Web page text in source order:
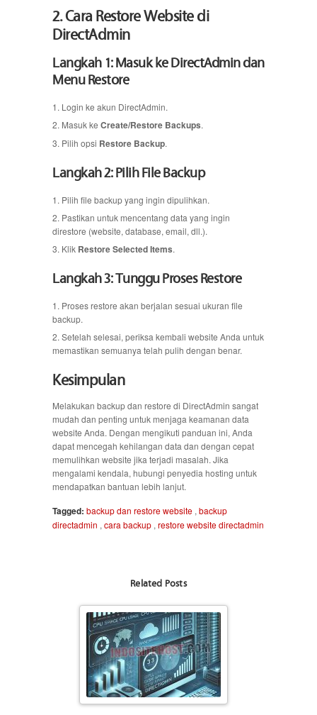
2. Cara Restore Website di
DirectAdmin
Langkah 1: Masuk ke DirectAdmin dan
Menu Restore
Login ke akun DirectAdmin.
Masuk ke Create/Restore Backups.
Pilih opsi Restore Backup.
Langkah 2: Pilih File Backup
Pilih file backup yang ingin dipulihkan.
Pastikan untuk mencentang data yang ingin
direstore (website, database, email, dll.).
Klik Restore Selected Items.
Langkah 3: Tunggu Proses Restore
Proses restore akan berjalan sesuai ukuran file
backup.
Setelah selesai, periksa kembali website Anda untuk
memastikan semuanya telah pulih dengan benar.
Kesimpulan
Melakukan backup dan restore di DirectAdmin sangat
mudah dan penting untuk menjaga keamanan data
website Anda. Dengan mengikuti panduan ini, Anda
dapat mencegah kehilangan data dan dengan cepat
memulihkan website jika terjadi masalah. Jika
mengalami kendala, hubungi penyedia hosting untuk
mendapatkan bantuan lebih lanjut.
Tagged: backup dan restore website , backup
directadmin , cara backup , restore website directadmin
Related Posts